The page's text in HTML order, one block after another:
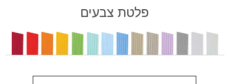
פלטת צבעים